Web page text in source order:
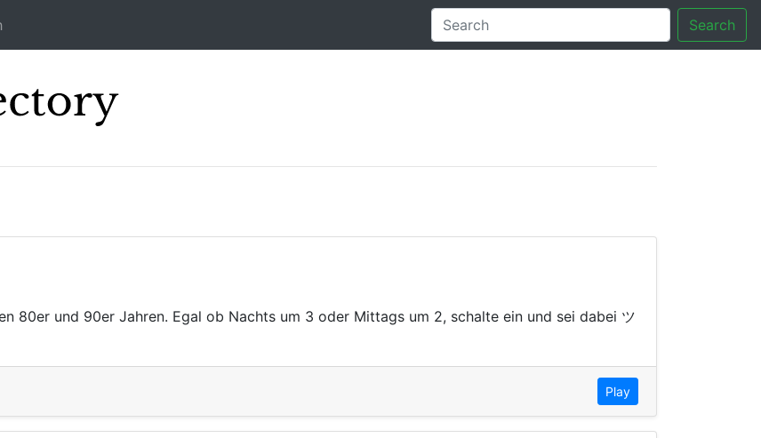
Search
80er und 90er Jahren. Egal ob Nachts um 3 oder Mittags um 2, schalte ein und sei dabei ツ
Play